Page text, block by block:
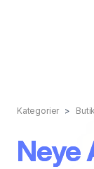
Kategorier Butik
Neye